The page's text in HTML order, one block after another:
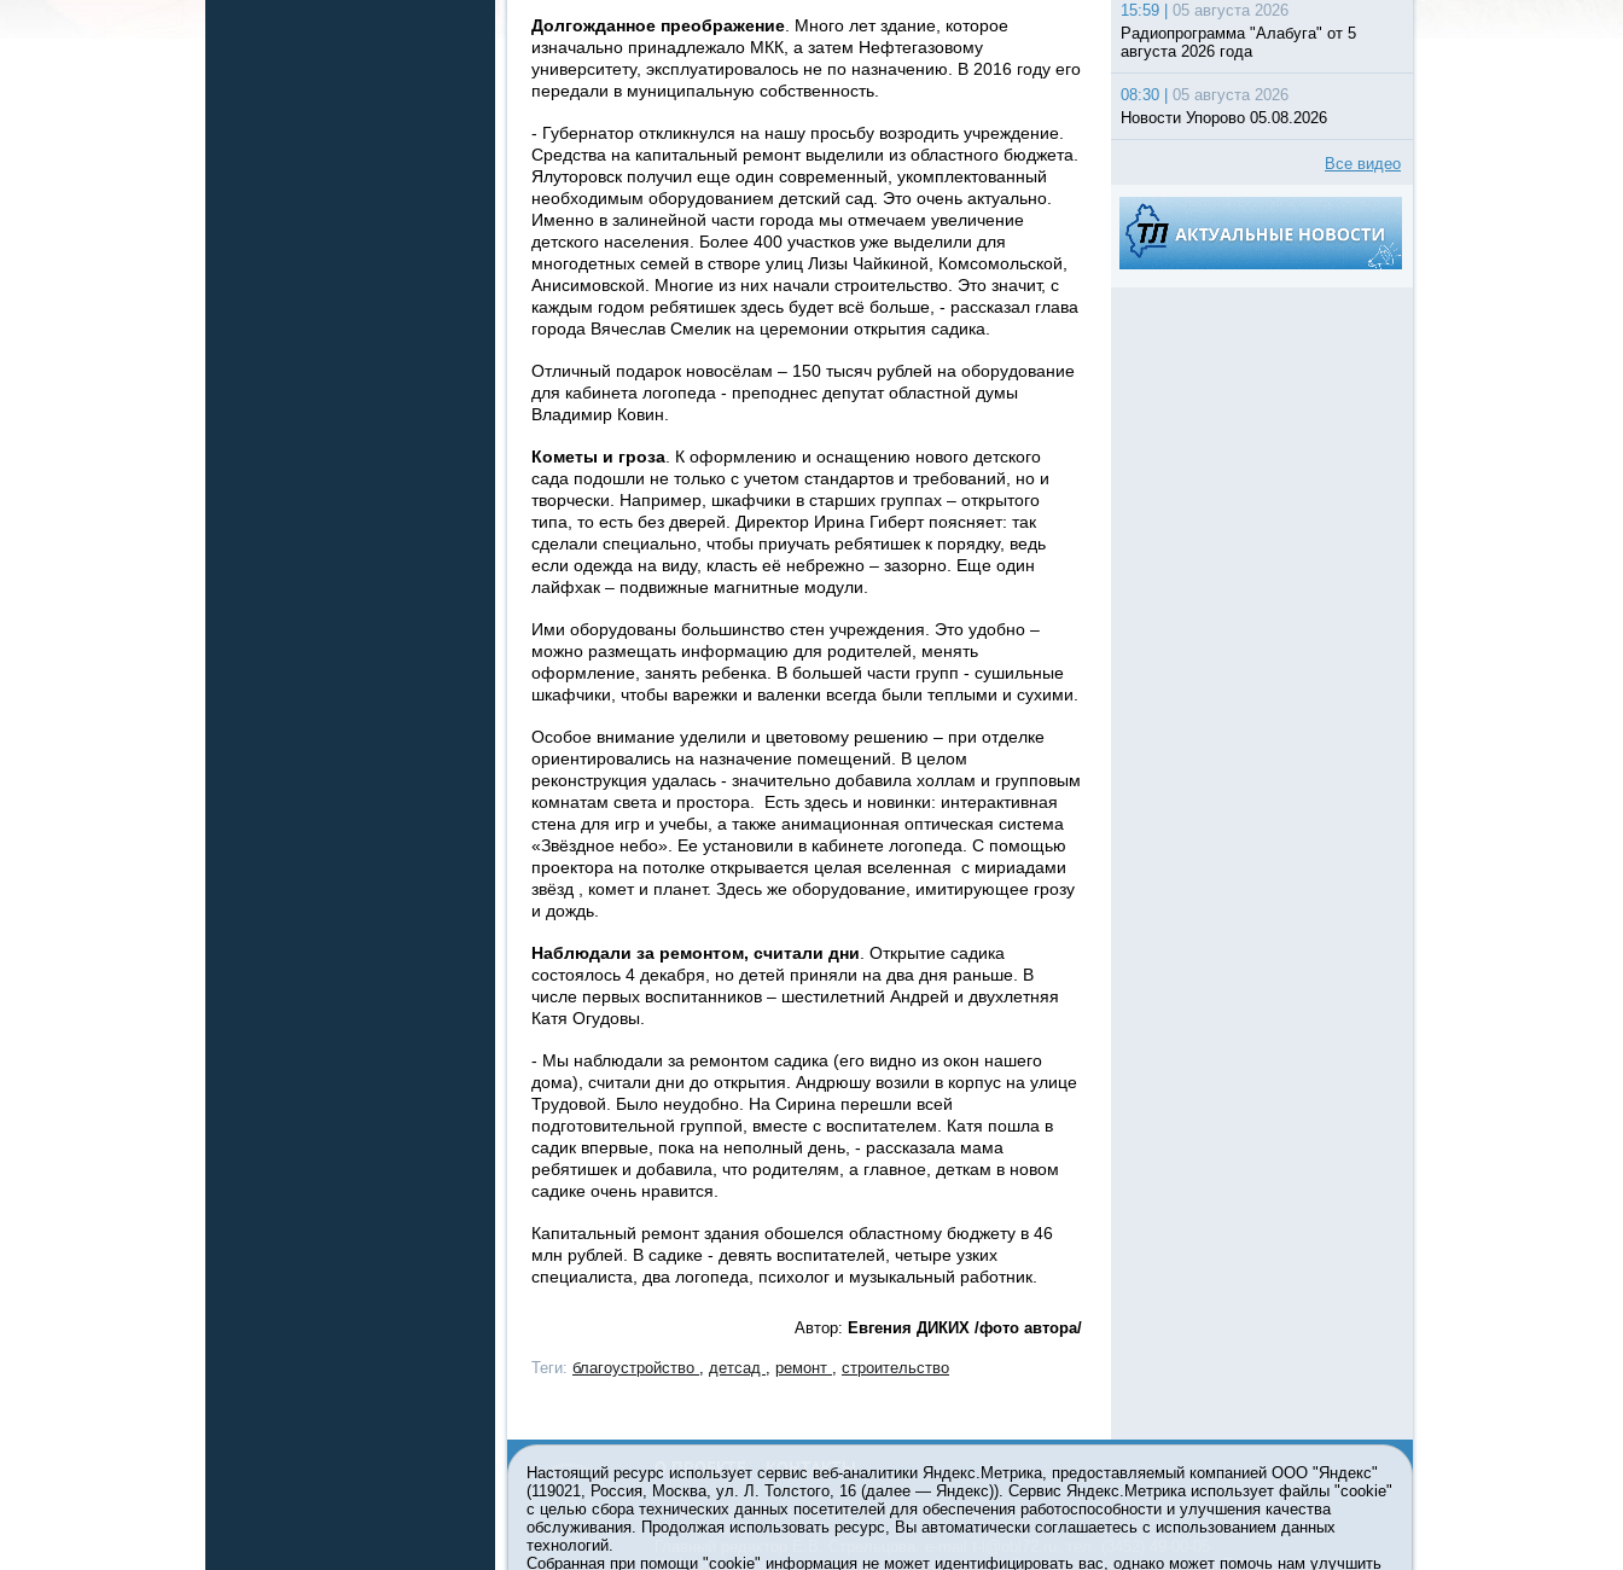
Долгожданное преображение. Много лет здание, которое
изначально принадлежало МКК, а затем Нефтегазовому
университету, эксплуатировалось не по назначению. В 2016 году его
передали в муниципальную собственность.
- Губернатор откликнулся на нашу просьбу возродить учреждение.
Средства на капитальный ремонт выделили из областного бюджета.
Ялуторовск получил еще один современный, укомплектованный
необходимым оборудованием детский сад. Это очень актуально.
Именно в залинейной части города мы отмечаем увеличение
детского населения. Более 400 участков уже выделили для
многодетных семей в створе улиц Лизы Чайкиной, Комсомольской,
Анисимовской. Многие из них начали строительство. Это значит, с
каждым годом ребятишек здесь будет всё больше, - рассказал глава
города Вячеслав Смелик на церемонии открытия садика.
Отличный подарок новосёлам – 150 тысяч рублей на оборудование
для кабинета логопеда - преподнес депутат областной думы
Владимир Ковин.
Кометы и гроза. К оформлению и оснащению нового детского
сада подошли не только с учетом стандартов и требований, но и
творчески. Например, шкафчики в старших группах – открытого
типа, то есть без дверей. Директор Ирина Гиберт поясняет: так
сделали специально, чтобы приучать ребятишек к порядку, ведь
если одежда на виду, класть её небрежно – зазорно. Еще один
лайфхак – подвижные магнитные модули.
Ими оборудованы большинство стен учреждения. Это удобно –
можно размещать информацию для родителей, менять
оформление, занять ребенка. В большей части групп - сушильные
шкафчики, чтобы варежки и валенки всегда были теплыми и сухими.
Особое внимание уделили и цветовому решению – при отделке
ориентировались на назначение помещений. В целом
реконструкция удалась - значительно добавила холлам и групповым
комнатам света и простора. Есть здесь и новинки: интерактивная
стена для игр и учебы, а также анимационная оптическая система
«Звёздное небо». Ее установили в кабинете логопеда. С помощью
проектора на потолке открывается целая вселенная с мириадами
звёзд , комет и планет. Здесь же оборудование, имитирующее грозу
и дождь.
Наблюдали за ремонтом, считали дни. Открытие садика
состоялось 4 декабря, но детей приняли на два дня раньше. В
числе первых воспитанников – шестилетний Андрей и двухлетняя
Катя Огудовы.
- Мы наблюдали за ремонтом садика (его видно из окон нашего
дома), считали дни до открытия. Андрюшу возили в корпус на улице
Трудовой. Было неудобно. На Сирина перешли всей
подготовительной группой, вместе с воспитателем. Катя пошла в
садик впервые, пока на неполный день, - рассказала мама
ребятишек и добавила, что родителям, а главное, деткам в новом
садике очень нравится.
Капитальный ремонт здания обошелся областному бюджету в 46
млн рублей. В садике - девять воспитателей, четыре узких
специалиста, два логопеда, психолог и музыкальный работник.
Автор: Евгения ДИКИХ /фото автора/
Теги: благоустройство , детсад , ремонт , строительство
15:59 |
05 августа 2026
Радиопрограмма "Алабуга" от 5
августа 2026 года
08:30 |
05 августа 2026
Новости Упорово 05.08.2026
Все видео
О ПРОЕКТЕ КОНТАКТЫ
© 2001-2026 Сетевое издание Тюмень Медиа. При использовании материалов ссылка
обязательна.
Информационная лента выходит при финансовой поддержке правительства Тюменской
Настоящий ресурс использует сервис веб-аналитики Яндекс.Метрика, предоставляемый компанией ООО "Яндекс"
(119021, Россия, Москва, ул. Л. Толстого, 16 (далее — Яндекс)). Сервис Яндекс.Метрика использует файлы "cookie"
с целью сбора технических данных посетителей для обеспечения работоспособности и улучшения качества
обслуживания. Продолжая использовать ресурс, Вы автоматически соглашаетесь с использованием данных
технологий.
Собранная при помощи "cookie" информация не может идентифицировать вас, однако может помочь нам улучшить